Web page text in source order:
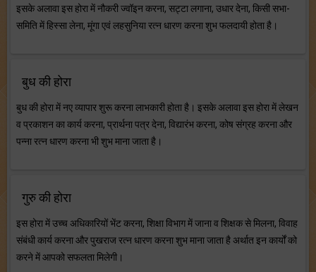
इसके अलावा इस होरा में नौकरी ज्वॉइन करना, सट्टा लगाना, उधार देना, किसी सभा-
समिति में हिस्सा लेना, मूंगा एवं लहसुनिया रत्न धारण करना शुभ फलदायी होता है।
बुध की होरा
बुध की होरा में नए व्यापार शुरू करना लाभकारी होता है। इसके अलावा इस होरा में लेखन
व प्रकाशन का कार्य करना, प्रार्थना पत्र देना, विद्यारंभ करना, कोष संग्रह करना और
पन्ना रत्न धारण करना भी शुभ माना जाता है।
गुरु की होरा
इस होरा में उच्च अधिकारियों भेंट करना, शिक्षा विभाग में जाना व शिक्षक से मिलना, विवाह
संबंधी कार्य करना और पुखराज रत्न धारण करना शुभ माना जाता है अर्थात इन कार्यों को
करने में आपको सफलता मिलेगी।